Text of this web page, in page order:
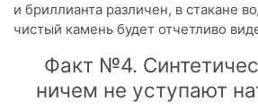
и бриллианта различен, в стакане
чистый камень будет отчетливо
Факт №4.
ничем не уступают